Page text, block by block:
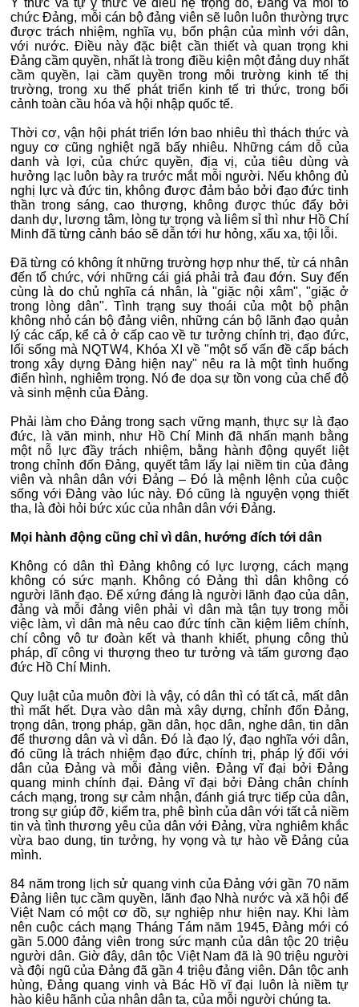
Ý thức và tự ý thức về điều hệ trọng đó, Đảng và mỗi tổ
chức Đảng, mỗi cán bộ đảng viên sẽ luôn luôn thường trực
được trách nhiệm, nghĩa vụ, bổn phận của mình với dân,
với nước. Điều này đặc biệt cần thiết và quan trọng khi
Đảng cầm quyền, nhất là trong điều kiện một đảng duy nhất
cầm quyền, lại cầm quyền trong môi trường kinh tế thị
trường, trong xu thế phát triển kinh tế tri thức, trong bối
cảnh toàn cầu hóa và hội nhập quốc tế.
Thời cơ, vận hội phát triển lớn bao nhiêu thì thách thức và
nguy cơ cũng nghiệt ngã bấy nhiêu. Những cám dỗ của
danh và lợi, của chức quyền, địa vị, của tiêu dùng và
hưởng lạc luôn bày ra trước mắt mỗi người. Nếu không đủ
nghị lực và đức tin, không được đảm bảo bởi đạo đức tinh
thần trong sáng, cao thượng, không được thúc đẩy bởi
danh dự, lương tâm, lòng tự trọng và liêm sỉ thì như Hồ Chí
Minh đã từng cảnh báo sẽ dẫn tới hư hỏng, xấu xa, tội lỗi.
Đã từng có không ít những trường hợp như thế, từ cá nhân
đến tổ chức, với những cái giá phải trả đau đớn. Suy đến
cùng là do chủ nghĩa cá nhân, là "giặc nội xâm", "giặc ở
trong lòng dân". Tình trạng suy thoái của một bộ phận
không nhỏ cán bộ đảng viên, những cán bộ lãnh đạo quản
lý các cấp, kể cả ở cấp cao về tư tưởng chính trị, đạo đức,
lối sống mà NQTW4, Khóa XI về "một số vấn đề cấp bách
trong xây dựng Đảng hiện nay" nêu ra là một tình huống
điển hình, nghiêm trọng. Nó đe dọa sự tồn vong của chế độ
và sinh mệnh của Đảng.
Phải làm cho Đảng trong sạch vững mạnh, thực sự là đạo
đức, là văn minh, như Hồ Chí Minh đã nhấn mạnh bằng
một nỗ lực đầy trách nhiệm, bằng hành động quyết liệt
trong chỉnh đốn Đảng, quyết tâm lấy lại niềm tin của đảng
viên và nhân dân với Đảng – Đó là mệnh lệnh của cuộc
sống với Đảng vào lúc này. Đó cũng là nguyện vọng thiết
tha, là đòi hỏi bức xúc của nhân dân với Đảng.
Mọi hành động cũng chỉ vì dân, hướng đích tới dân
Không có dân thì Đảng không có lực lượng, cách mạng
không có sức mạnh. Không có Đảng thì dân không có
người lãnh đạo. Để xứng đáng là người lãnh đạo của dân,
đảng và mỗi đảng viên phải vì dân mà tận tụy trong mỗi
việc làm, vì dân mà nêu cao đức tính cần kiệm liêm chính,
chí công vô tư đoàn kết và thanh khiết, phụng công thủ
pháp, dĩ công vi thượng theo tư tưởng và tấm gương đạo
đức Hồ Chí Minh.
Quy luật của muôn đời là vậy, có dân thì có tất cả, mất dân
thì mất hết. Dựa vào dân mà xây dựng, chỉnh đốn Đảng,
trọng dân, trọng pháp, gần dân, học dân, nghe dân, tin dân
để thương dân và vì dân. Đó là đạo lý, đạo nghĩa với dân,
đó cũng là trách nhiệm đạo đức, chính trị, pháp lý đối với
dân của Đảng và mỗi đảng viên. Đảng vĩ đại bởi Đảng
quang minh chính đại. Đảng vĩ đại bởi Đảng chân chính
cách mạng, trong sự cảm nhận, đánh giá trực tiếp của dân,
trong sự giúp đỡ, kiểm tra, phê bình của dân với tất cả niềm
tin và tình thương yêu của dân với Đảng, vừa nghiêm khắc
vừa bao dung, tin tưởng, hy vọng và tự hào về Đảng của
mình.
84 năm trong lịch sử quang vinh của Đảng với gần 70 năm
Đảng liên tục cầm quyền, lãnh đạo Nhà nước và xã hội để
Việt Nam có một cơ đồ, sự nghiệp như hiện nay. Khi làm
nên cuộc cách mạng Tháng Tám năm 1945, Đảng mới có
gần 5.000 đảng viên trong sức mạnh của dân tộc 20 triệu
người dân. Giờ đây, dân tộc Việt Nam đã là 90 triệu người
và đội ngũ của Đảng đã gần 4 triệu đảng viên. Dân tộc anh
hùng, Đảng quang vinh và Bác Hồ vĩ đại luôn là niềm tự
hào kiêu hãnh của nhân dân ta, của mỗi người chúng ta.